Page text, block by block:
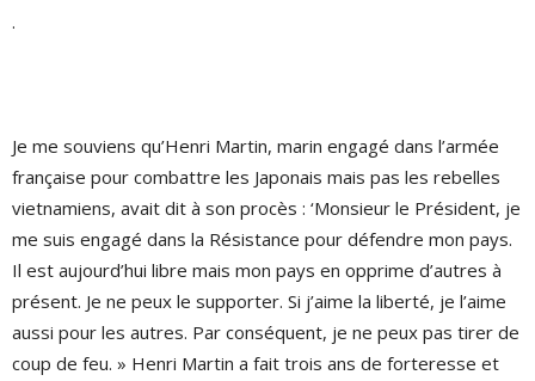
.
Je me souviens qu’Henri Martin, marin engagé dans l’armée
française pour combattre les Japonais mais pas les rebelles
vietnamiens, avait dit à son procès : ‘Monsieur le Président, je
me suis engagé dans la Résistance pour défendre mon pays.
Il est aujourd’hui libre mais mon pays en opprime d’autres à
présent. Je ne peux le supporter. Si j’aime la liberté, je l’aime
aussi pour les autres. Par conséquent, je ne peux pas tirer de
coup de feu. » Henri Martin a fait trois ans de forteresse et